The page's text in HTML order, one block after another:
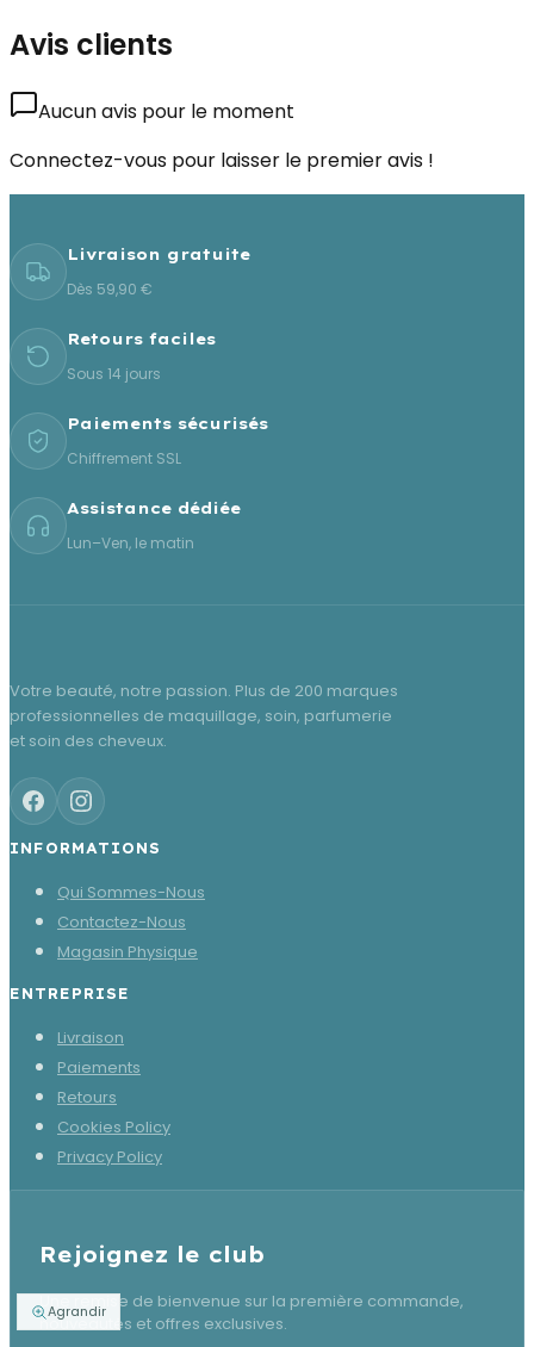
Agrandir
Avis clients
Aucun avis pour le moment
Connectez-vous pour laisser le premier avis !
Livraison gratuite
Dès 59,90 €
Retours faciles
Sous 14 jours
Paiements sécurisés
Chiffrement SSL
Assistance dédiée
Lun–Ven, le matin
Votre beauté, notre passion. Plus de 200 marques
professionnelles de maquillage, soin, parfumerie
et soin des cheveux.
INFORMATIONS
Qui Sommes-Nous
Contactez-Nous
Magasin Physique
ENTREPRISE
Livraison
Paiements
Retours
Cookies Policy
Privacy Policy
Rejoignez le club
Une remise de bienvenue sur la première commande,
nouveautés et offres exclusives.